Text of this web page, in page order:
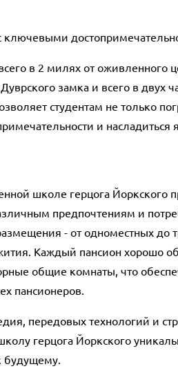
ключевыми
в 2 милях от оживленного
замка и всего в двух
студентам не только
и насладиться
школе герцога Йоркского
предпочтениям и
- от одноместных до
Каждый пансион хорошо
общие комнаты, что
пансионеров.
передовых технологий и
герцога Йоркского
будущему.